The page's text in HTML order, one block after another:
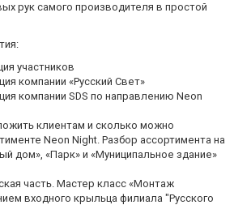
рук самого производителя в простой
участников
компании «Русский Свет»
компании SDS по направлению Neon
клиентам и сколько можно
Neon Night. Разбор ассортимента на
дом», «Парк» и «Муниципальное здание»
часть. Мастер класс «Монтаж
входного крыльца филиала "Русского